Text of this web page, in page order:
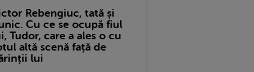
Rebengiuc, tată și
Cu ce se ocupă fiul
Tudor, care a ales o cu
altă scenă față de
lui